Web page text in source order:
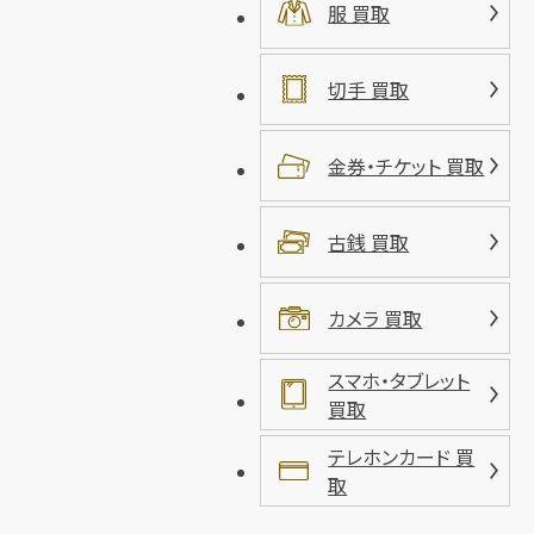
服 買取
切手 買取
金券・チケット 買取
古銭 買取
カメラ 買取
スマホ・タブレット
買取
テレホンカード 買
取